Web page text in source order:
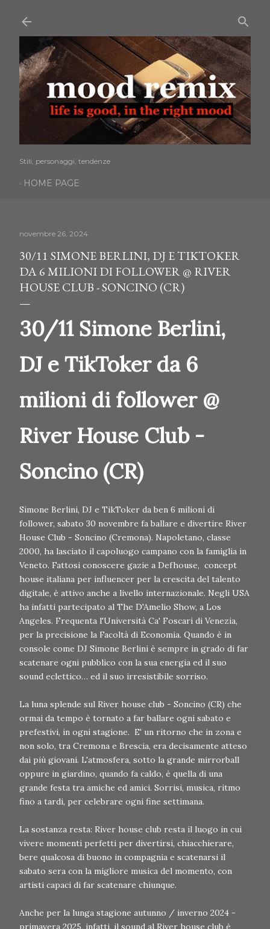
Stili, personaggi, tendenze
HOME PAGE
novembre 26, 2024
30/11 SIMONE BERLINI, DJ E TIKTOKER
DA 6 MILIONI DI FOLLOWER @ RIVER
HOUSE CLUB - SONCINO (CR)
30/11 Simone Berlini,
DJ e TikToker da 6
milioni di follower @
River House Club -
Soncino (CR)
Simone Berlini, DJ e TikToker da ben 6 milioni di
follower, sabato 30 novembre fa ballare e divertire River
House Club - Soncino (Cremona). Napoletano, classe
2000, ha lasciato il capoluogo campano con la famiglia in
Veneto. Fattosi conoscere gazie a Defhouse, concept
house italiana per influencer per la crescita del talento
digitale, è attivo anche a livello internazionale. Negli USA
ha infatti partecipato al The D'Amelio Show, a Los
Angeles. Frequenta l'Università Ca' Foscari di Venezia,
per la precisione la Facoltà di Economia. Quando è in
console come DJ Simone Berlini è sempre in grado di far
scatenare ogni pubblico con la sua energia ed il suo
sound eclettico… ed il suo irresistibile sorriso.
La luna splende sul River house club - Soncino (CR) che
ormai da tempo è tornato a far ballare ogni sabato e
prefestivi, in ogni stagione. E' un ritorno che in zona e
non solo, tra Cremona e Brescia, era decisamente atteso
dai più giovani. L'atmosfera, sotto la grande mirrorball
oppure in giardino, quando fa caldo, è quella di una
grande festa tra amiche ed amici. Sorrisi, musica, ritmo
fino a tardi, per celebrare ogni fine settimana.
La sostanza resta: River house club resta il luogo in cui
vivere momenti perfetti per divertirsi, chiacchierare,
bere qualcosa di buono in compagnia e scatenarsi il
sabato sera con la migliore musica del momento, con
artisti capaci di far scatenare chiunque.
Anche per la lunga stagione autunno / inverno 2024 -
primavera 2025, infatti, il sound al River house club è